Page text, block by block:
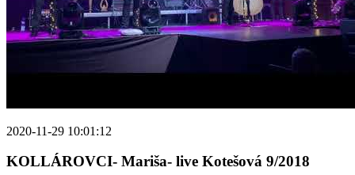
2020-11-29 10:01:12
KOLLÁROVCI- Mariša- live Kotešová 9/2018